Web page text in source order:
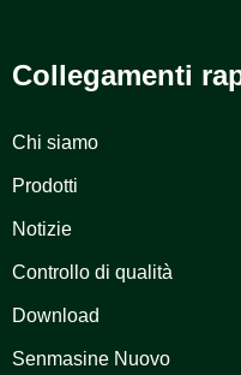
Collegamenti
Chi siamo
Prodotti
Notizie
Controllo di qualità
Download
Senmasine Nuovo